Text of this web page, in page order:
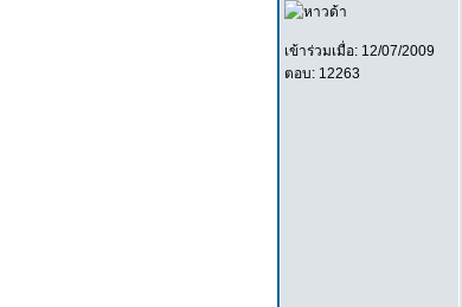
เข้าร่วมเมื่อ: 12/07/2009
ตอบ: 12263